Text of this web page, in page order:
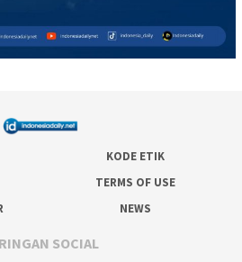
KODE ETIK
TERMS OF USE
NEWS
SOCIAL